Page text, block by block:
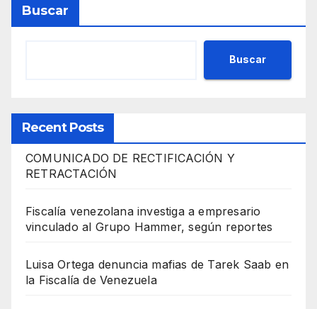
Buscar
Buscar
Recent Posts
COMUNICADO DE RECTIFICACIÓN Y
RETRACTACIÓN
Fiscalía venezolana investiga a empresario
vinculado al Grupo Hammer, según reportes
Luisa Ortega denuncia mafias de Tarek Saab en
la Fiscalía de Venezuela